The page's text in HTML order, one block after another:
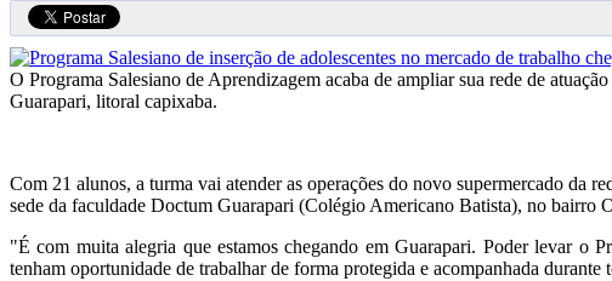
O Programa Salesiano de Aprendizagem acaba de ampliar sua rede de
Guarapari, litoral capixaba.
Com 21 alunos, a turma vai atender as operações do novo supermercado da
sede da faculdade Doctum Guarapari (Colégio Americano Batista), no bairro
"É com muita alegria que estamos chegando em Guarapari. Poder levar o
tenham oportunidade de trabalhar de forma protegida e acompanhada